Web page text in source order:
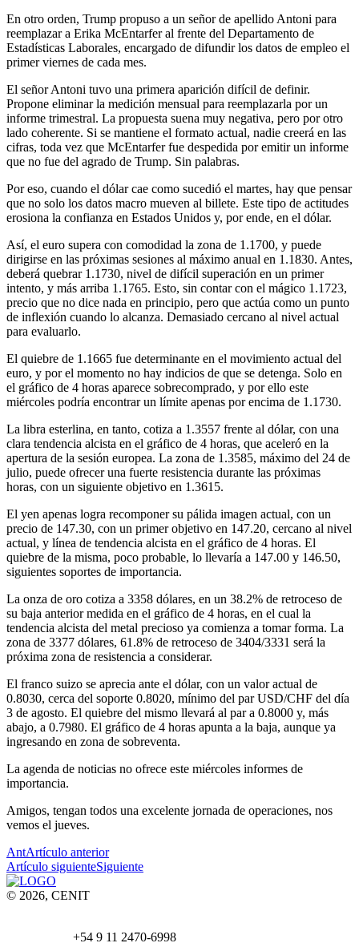
En otro orden, Trump propuso a un señor de apellido Antoni para
reemplazar a Erika McEntarfer al frente del Departamento de
Estadísticas Laborales, encargado de difundir los datos de empleo el
primer viernes de cada mes.
El señor Antoni tuvo una primera aparición difícil de definir.
Propone eliminar la medición mensual para reemplazarla por un
informe trimestral. La propuesta suena muy negativa, pero por otro
lado coherente. Si se mantiene el formato actual, nadie creerá en las
cifras, toda vez que McEntarfer fue despedida por emitir un informe
que no fue del agrado de Trump. Sin palabras.
Por eso, cuando el dólar cae como sucedió el martes, hay que pensar
que no solo los datos macro mueven al billete. Este tipo de actitudes
erosiona la confianza en Estados Unidos y, por ende, en el dólar.
Así, el euro supera con comodidad la zona de 1.1700, y puede
dirigirse en las próximas sesiones al máximo anual en 1.1830. Antes,
deberá quebrar 1.1730, nivel de difícil superación en un primer
intento, y más arriba 1.1765. Esto, sin contar con el mágico 1.1723,
precio que no dice nada en principio, pero que actúa como un punto
de inflexión cuando lo alcanza. Demasiado cercano al nivel actual
para evaluarlo.
El quiebre de 1.1665 fue determinante en el movimiento actual del
euro, y por el momento no hay indicios de que se detenga. Solo en
el gráfico de 4 horas aparece sobrecomprado, y por ello este
miércoles podría encontrar un límite apenas por encima de 1.1730.
La libra esterlina, en tanto, cotiza a 1.3557 frente al dólar, con una
clara tendencia alcista en el gráfico de 4 horas, que aceleró en la
apertura de la sesión europea. La zona de 1.3585, máximo del 24 de
julio, puede ofrecer una fuerte resistencia durante las próximas
horas, con un siguiente objetivo en 1.3615.
El yen apenas logra recomponer su pálida imagen actual, con un
precio de 147.30, con un primer objetivo en 147.20, cercano al nivel
actual, y línea de tendencia alcista en el gráfico de 4 horas. El
quiebre de la misma, poco probable, lo llevaría a 147.00 y 146.50,
siguientes soportes de importancia.
La onza de oro cotiza a 3358 dólares, en un 38.2% de retroceso de
su baja anterior medida en el gráfico de 4 horas, en el cual la
tendencia alcista del metal precioso ya comienza a tomar forma. La
zona de 3377 dólares, 61.8% de retroceso de 3404/3331 será la
próxima zona de resistencia a considerar.
El franco suizo se aprecia ante el dólar, con un valor actual de
0.8030, cerca del soporte 0.8020, mínimo del par USD/CHF del día
3 de agosto. El quiebre del mismo llevará al par a 0.8000 y, más
abajo, a 0.7980. El gráfico de 4 horas apunta a la baja, aunque ya
ingresando en zona de sobreventa.
La agenda de noticias no ofrece este miércoles informes de
importancia.
Amigos, tengan todos una excelente jornada de operaciones, nos
vemos el jueves.
AntArtículo anterior
Artículo siguienteSiguiente
© 2026, CENIT
+54 9 11 2470-6998